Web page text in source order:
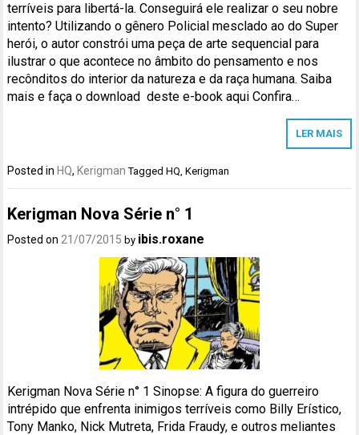
terríveis para libertá-la. Conseguirá ele realizar o seu nobre
intento? Utilizando o gênero Policial mesclado ao do Super
herói, o autor constrói uma peça de arte sequencial para
ilustrar o que acontece no âmbito do pensamento e nos
recônditos do interior da natureza e da raça humana. Saiba
mais e faça o download deste e-book aqui Confira…
LER MAIS
Posted in HQ, Kerigman TaggedHQ,Kerigman
Kerigman Nova Série n° 1
Posted on 21/07/2015 by ibis.roxane
Kerigman Nova Série n° 1 Sinopse: A figura do guerreiro
intrépido que enfrenta inimigos terríveis como Billy Erístico,
Tony Manko, Nick Mutreta, Frida Fraudy, e outros meliantes